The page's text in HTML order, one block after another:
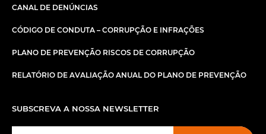
CANAL DE DENÚNCIAS
CÓDIGO DE CONDUTA – CORRUPÇÃO E INFRAÇÕES
PLANO DE PREVENÇÃO RISCOS DE CORRUPÇÃO
RELATÓRIO DE AVALIAÇÃO ANUAL DO PLANO DE PREVENÇÃO
SUBSCREVA A NOSSA NEWSLETTER